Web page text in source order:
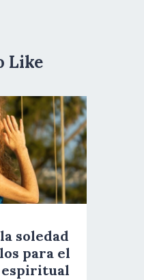
Like
soledad
para el